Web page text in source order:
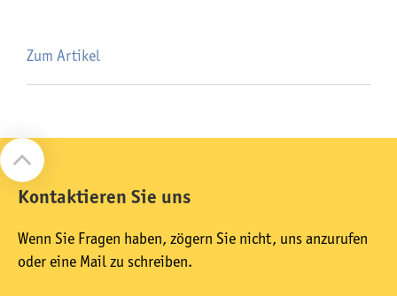
Zum Artikel
Kontaktieren Sie uns
Wenn Sie Fragen haben, zögern Sie nicht, uns anzurufen
oder eine Mail zu schreiben.